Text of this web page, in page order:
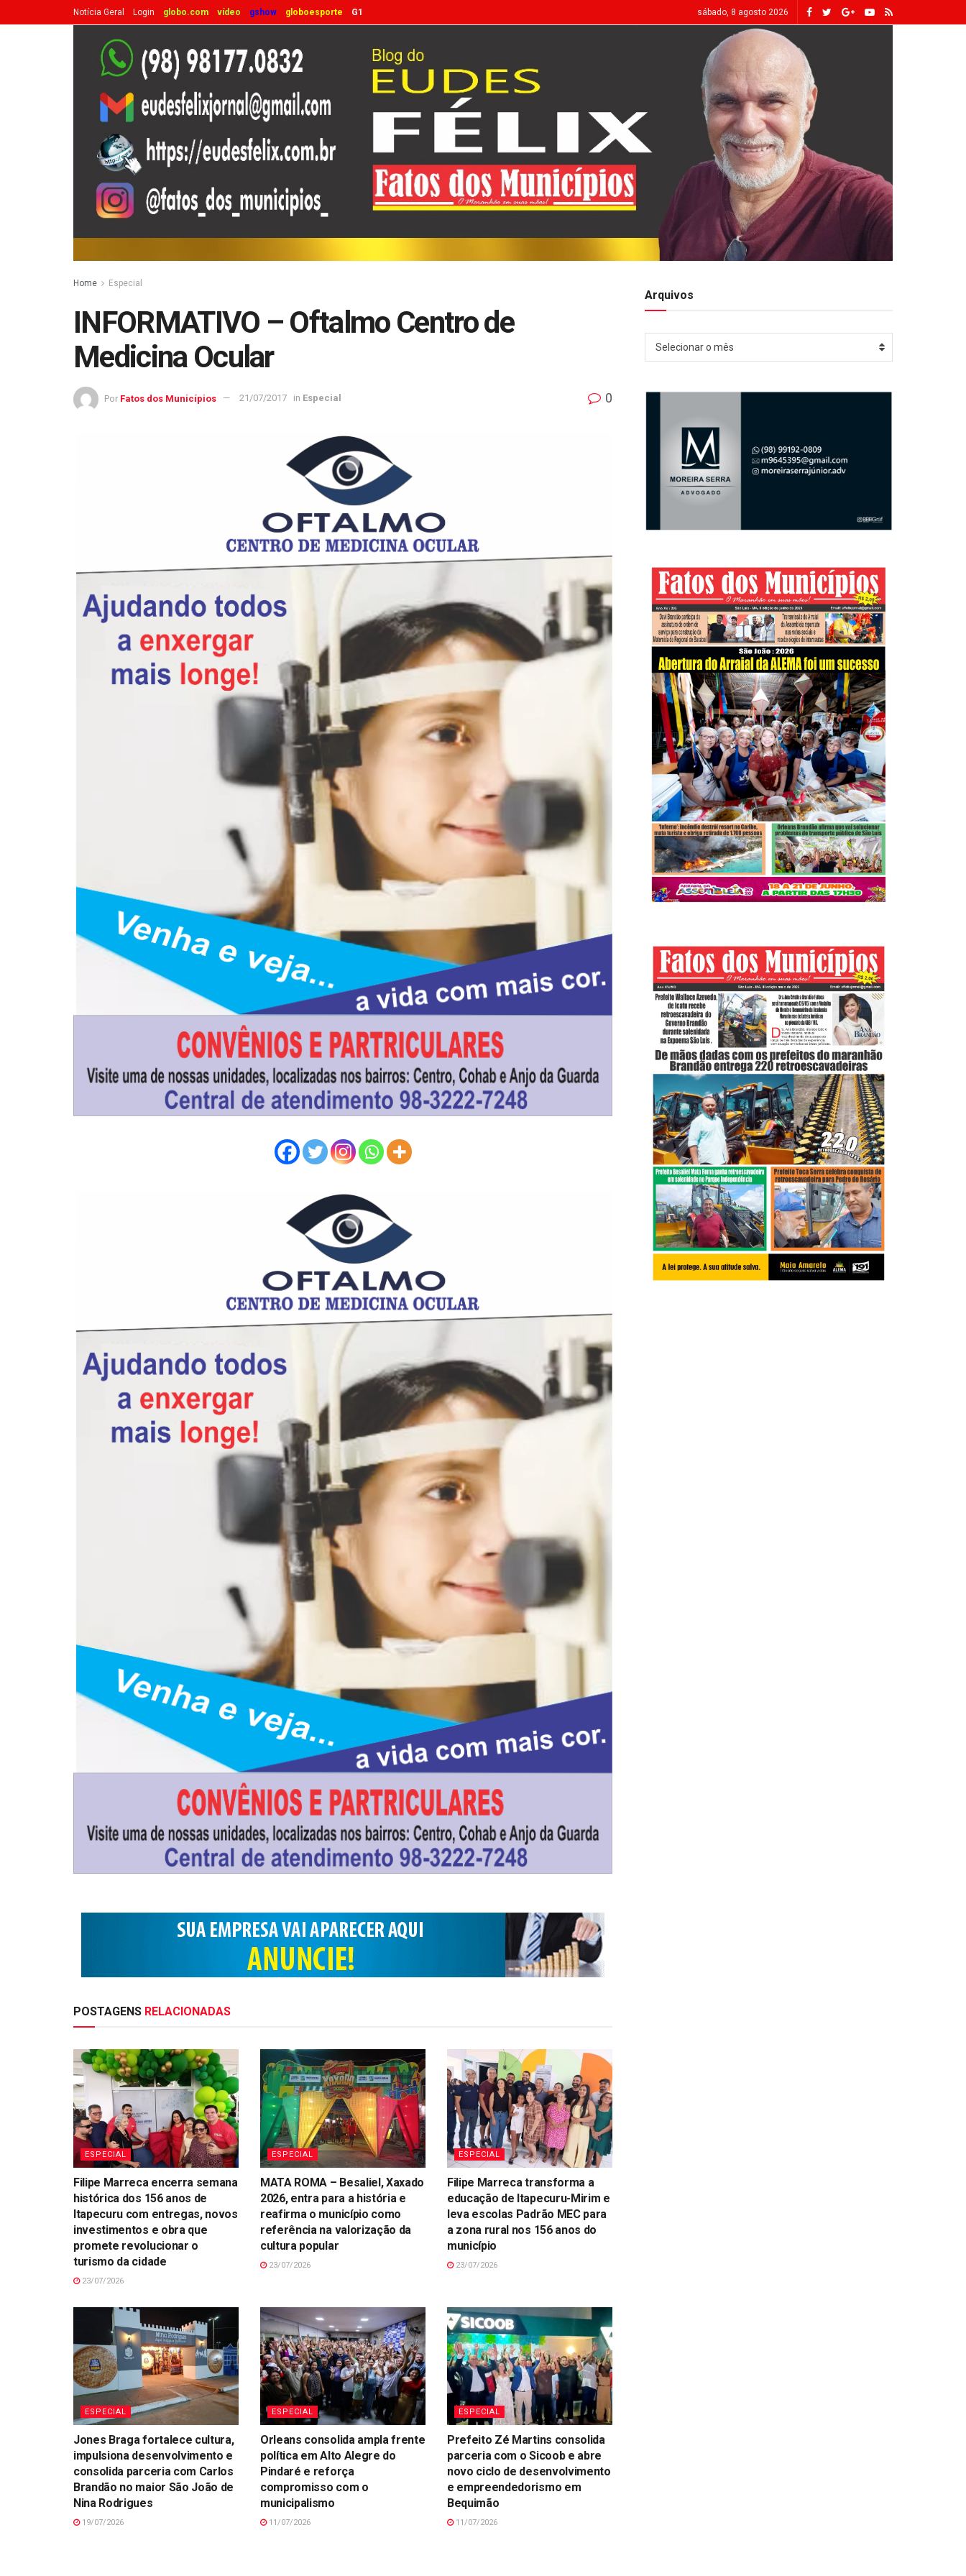
Notícia Geral Login globo.com vídeo gshow globoesporte G1 sábado, 8 agosto 2026
Home Especial
INFORMATIVO – Oftalmo Centro de
Medicina Ocular
Por Fatos dos Municípios 21/07/2017 in Especial 0
POSTAGENS RELACIONADAS
ESPECIAL
Filipe Marreca encerra semana
histórica dos 156 anos de
Itapecuru com entregas, novos
investimentos e obra que
promete revolucionar o
turismo da cidade
23/07/2026
ESPECIAL
MATA ROMA – Besaliel, Xaxado
2026, entra para a história e
reafirma o município como
referência na valorização da
cultura popular
23/07/2026
ESPECIAL
Filipe Marreca transforma a
educação de Itapecuru-Mirim e
leva escolas Padrão MEC para
a zona rural nos 156 anos do
município
23/07/2026
ESPECIAL
Jones Braga fortalece cultura,
impulsiona desenvolvimento e
consolida parceria com Carlos
Brandão no maior São João de
Nina Rodrigues
19/07/2026
ESPECIAL
Orleans consolida ampla frente
política em Alto Alegre do
Pindaré e reforça
compromisso com o
municipalismo
11/07/2026
ESPECIAL
Prefeito Zé Martins consolida
parceria com o Sicoob e abre
novo ciclo de desenvolvimento
e empreendedorismo em
Bequimão
11/07/2026
Arquivos
Arquivos
Selecionar o mês